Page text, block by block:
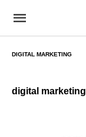
DIGITAL MARKETING
digital marketing